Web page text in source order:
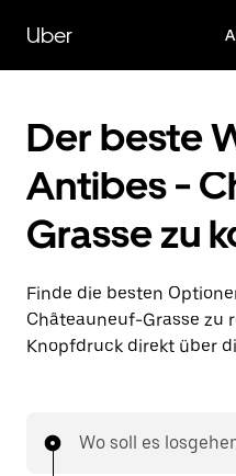
zum
Hauptinhalt
Uber
Der beste
Antibes -
Grasse zu
Finde die besten
Châteauneuf-Grasse zu
Knopfdruck direkt über
Wo soll es